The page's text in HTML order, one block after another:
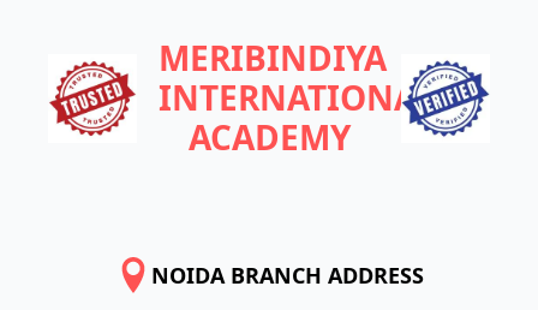
MERIBINDIYA
INTERNATIONAL
ACADEMY
NOIDA BRANCH ADDRESS